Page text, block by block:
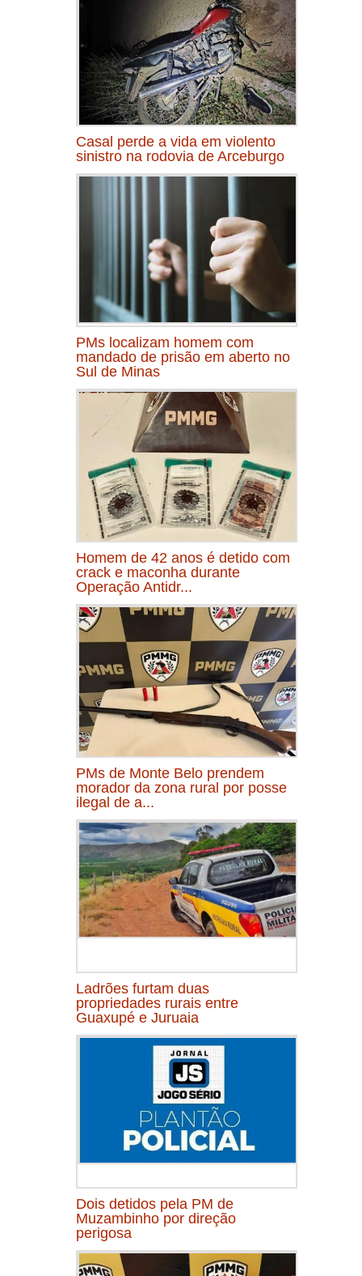
Casal perde a vida em violento
sinistro na rodovia de Arceburgo
PMs localizam homem com
mandado de prisão em aberto no
Sul de Minas
Homem de 42 anos é detido com
crack e maconha durante
Operação Antidr...
PMs de Monte Belo prendem
morador da zona rural por posse
ilegal de a...
Ladrões furtam duas
propriedades rurais entre
Guaxupé e Juruaia
Dois detidos pela PM de
Muzambinho por direção
perigosa